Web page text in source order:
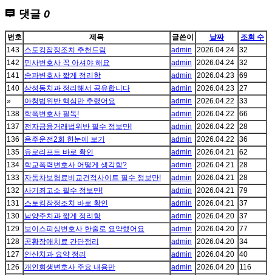
댓글 0
번호 제목 글쓴이 날짜
조회 수
143
스토킹잠정조치 추천드림 admin 2026.04.24 32
142
민사변호사 꼭 아셔야 해요 admin 2026.04.24 32
141
송파변호사 짧게 정리함 admin 2026.04.23 69
140 삼성동치과 정리해서 공유합니다 admin 2026.04.23 27
»
아청법위반 핵심만 추렸어요 admin 2026.04.22
33
138
학폭변호사 필독! admin 2026.04.22
66
137
전자금융거래법위반 필수 정보만! admin 2026.04.22
28
136
음주운전2회 한눈에 보기 admin 2026.04.22
36
135
유로리프트 바로 확인 admin 2026.04.21
62
134
학교폭력변호사 어떻게 생각함? admin 2026.04.21
28
133 자동차보험료비교견적사이트 필수 정보만! admin 2026.04.21
28
132
사기죄고소 필수 정보만! admin 2026.04.21
79
131
스토킹잠정조치 바로 확인 admin 2026.04.21
37
130
남양주치과 짧게 정리함 admin 2026.04.20 37
129
보이스피싱변호사 한줄로 요약했어요 admin 2026.04.20 77
128
공황장애치료 간단정리 admin 2026.04.20 34
127
안산치과 요약 정리 admin 2026.04.20 40
126
개인회생변호사 주요 내용만 admin 2026.04.20
116